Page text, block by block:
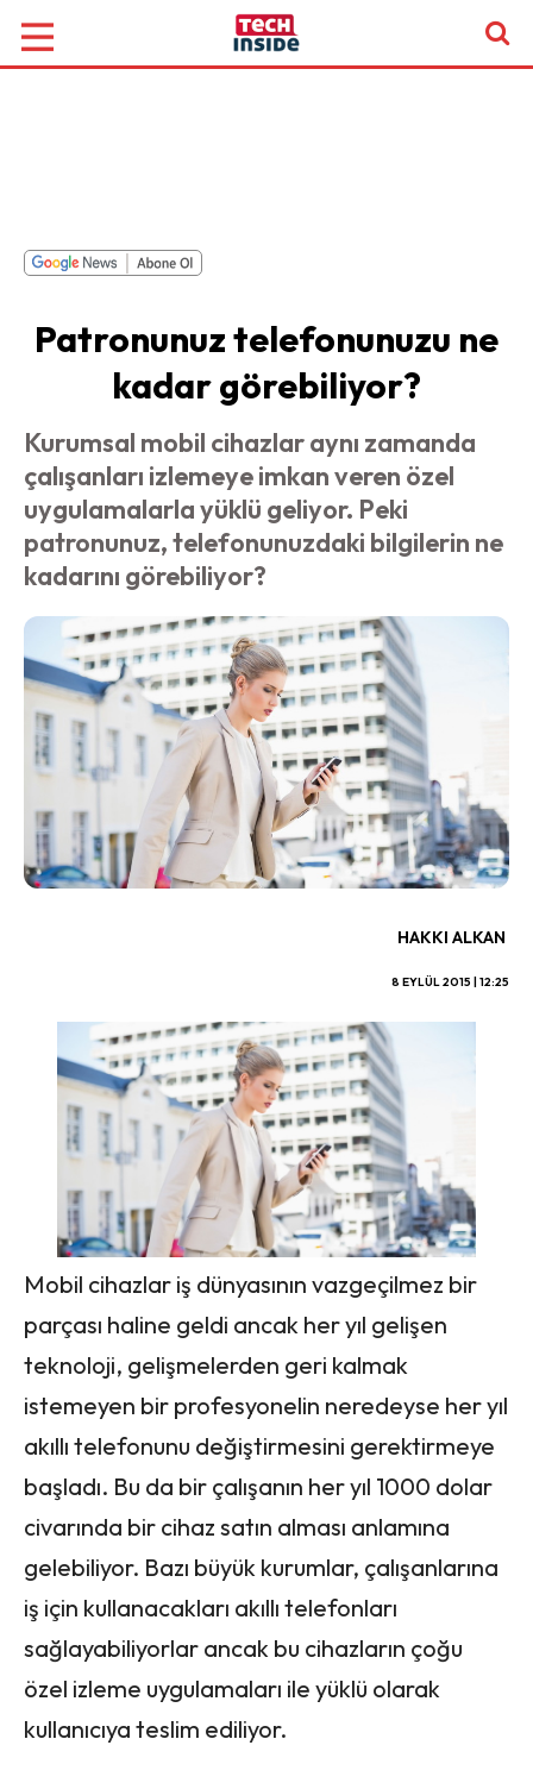
Patronunuz telefonunuzu ne
kadar görebiliyor?
Kurumsal mobil cihazlar aynı zamanda
çalışanları izlemeye imkan veren özel
uygulamalarla yüklü geliyor. Peki
patronunuz, telefonunuzdaki bilgilerin ne
kadarını görebiliyor?
HAKKI ALKAN
8 EYLÜL 2015 | 12:25
Mobil cihazlar iş dünyasının vazgeçilmez bir
parçası haline geldi ancak her yıl gelişen
teknoloji, gelişmelerden geri kalmak
istemeyen bir profesyonelin neredeyse her yıl
akıllı telefonunu değiştirmesini gerektirmeye
başladı. Bu da bir çalışanın her yıl 1000 dolar
civarında bir cihaz satın alması anlamına
gelebiliyor. Bazı büyük kurumlar, çalışanlarına
iş için kullanacakları akıllı telefonları
sağlayabiliyorlar ancak bu cihazların çoğu
özel izleme uygulamaları ile yüklü olarak
kullanıcıya teslim ediliyor.